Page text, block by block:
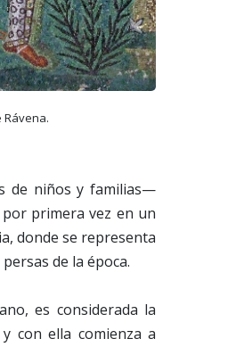
Rávena.
de niños y familias—
primera vez en un
donde se representa
de la época.
es considerada la
con ella comienza a